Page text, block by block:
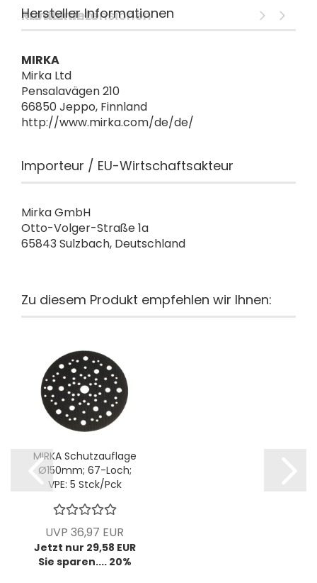
Produktinfo
Kundenrezensionen
Hersteller Informationen
MIRKA
Mirka Ltd
Pensalavägen 210
66850 Jeppo, Finnland
http://www.mirka.com/de/de/
Importeur / EU-Wirtschaftsakteur
Mirka GmbH
Otto-Volger-Straße 1a
65843 Sulzbach, Deutschland
Zu diesem Produkt empfehlen wir Ihnen:
MIRKA Schutzauflage
Ø150mm; 67-Loch;
VPE: 5 Stck/Pck
UVP 36,97 EUR
Jetzt nur 29,58 EUR
Sie sparen.... 20%